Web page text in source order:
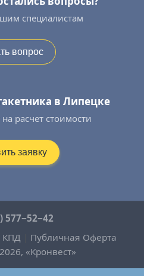
специалистам
вопрос
в Липецке
расчет стоимости
заявку
«Кронвест»
577−52−42
КПД Публичная Оферта